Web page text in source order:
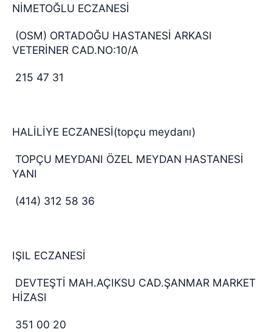
NİMETOĞLU ECZANESİ
(OSM) ORTADOĞU HASTANESİ ARKASI
VETERİNER CAD.NO:10/A
215 47 31
HALİLİYE ECZANESİ(topçu meydanı)
TOPÇU MEYDANI ÖZEL MEYDAN HASTANESİ
YANI
(414) 312 58 36
IŞIL ECZANESİ
DEVTEŞTİ MAH.AÇIKSU CAD.ŞANMAR MARKET
HİZASI
351 00 20